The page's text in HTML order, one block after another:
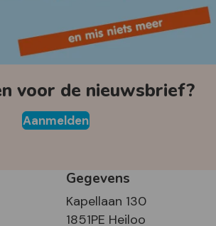
voor de nieuwsbrief?
Aanmelden
Gegevens
Kapellaan 130
1851PE Heiloo